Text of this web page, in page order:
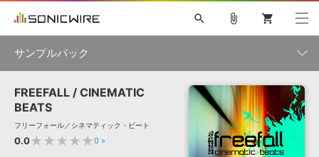
ソフト音源 »
プラグイン・エフェクト »
search
初音ミク NT 鏡音リン・レン V4X 巡音ルカ V4X
MEIKO V3
KAITO V3
SPITFIRE AUDIO
VIENNA
EZ DRUMMER 3
ライセンスフリーBGM
ボーカル抜き出し
DUBSTEP
attach_file shopping_cart
サンプルパック
製品一覧
FREEFALL / CINEMATIC
BEATS
フリーフォール／シネマティック・ビート
0.0★★★★★0 »